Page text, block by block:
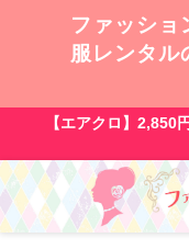
ファッショ
服レンタル
【エアクロ】2,850